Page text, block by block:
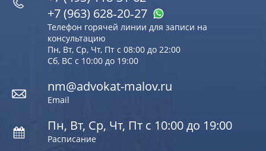
+7 (963) 628‑20‑27
Телефон горячей линии для записи на
консультацию
Пн, Вт, Ср, Чт, Пт с 08:00 до 22:00
Сб, ВС с 10:00 до 19:00
nm@advokat-malov.ru
Email
Пн, Вт, Ср, Чт, Пт с 10:00 до 19:00
Расписание